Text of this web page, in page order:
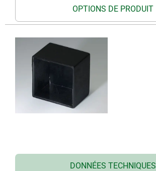
OPTIONS DE PRODUIT
DONNÉES TECHNIQUES